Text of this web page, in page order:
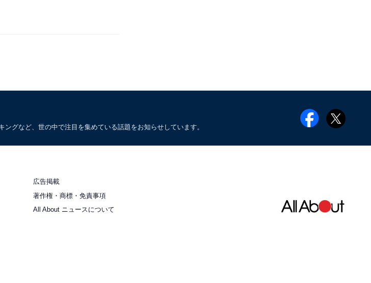
グなど、世の中で注目を集めている話題をお知らせしています。
広告掲載
著作権・商標・免責事項
All About ニュースについて